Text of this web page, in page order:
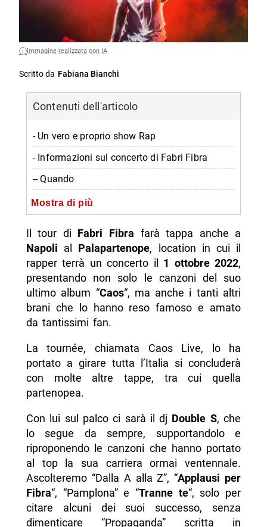
Immagine realizzata con IA
Scritto da Fabiana Bianchi
Contenuti dell'articolo
- Un vero e proprio show Rap
- Informazioni sul concerto di Fabri Fibra
-- Quando
-- Dove
-- Prezzo
-- Scopri di più da Napolike.it
Mostra di più
Il tour di Fabri Fibra farà tappa anche a
Napoli al Palapartenope, location in cui il
rapper terrà un concerto il 1 ottobre 2022,
presentando non solo le canzoni del suo
ultimo album “Caos“, ma anche i tanti altri
brani che lo hanno reso famoso e amato
da tantissimi fan.
La tournée, chiamata Caos Live, lo ha
portato a girare tutta l’Italia si concluderà
con molte altre tappe, tra cui quella
partenopea.
Con lui sul palco ci sarà il dj Double S, che
lo segue da sempre, supportandolo e
riproponendo le canzoni che hanno portato
al top la sua carriera ormai ventennale.
Ascolteremo “Dalla A alla Z”, “Applausi per
Fibra“, “Pamplona” e “Tranne te“, solo per
citare alcuni dei suoi successo, senza
dimenticare “Propaganda” scritta in